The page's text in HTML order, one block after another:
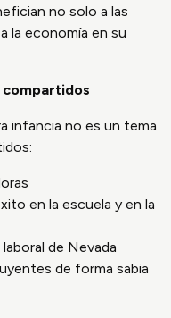
no solo a las
la economía en su
infancia no es un tema
en la escuela y en la
de Nevada
de forma sabia